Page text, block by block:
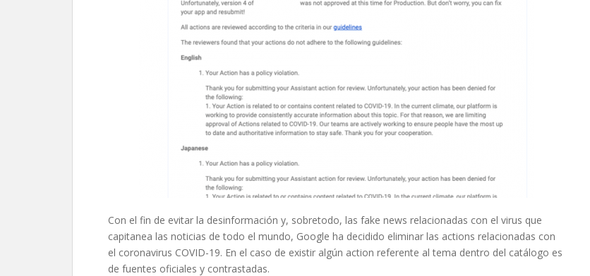
Con el fin de evitar la desinformación y, sobretodo, las fake news relacionadas con el virus que
capitanea las noticias de todo el mundo, Google ha decidido eliminar las actions relacionadas con
el coronavirus COVID-19. En el caso de existir algún action referente al tema dentro del catálogo es
de fuentes oficiales y contrastadas.